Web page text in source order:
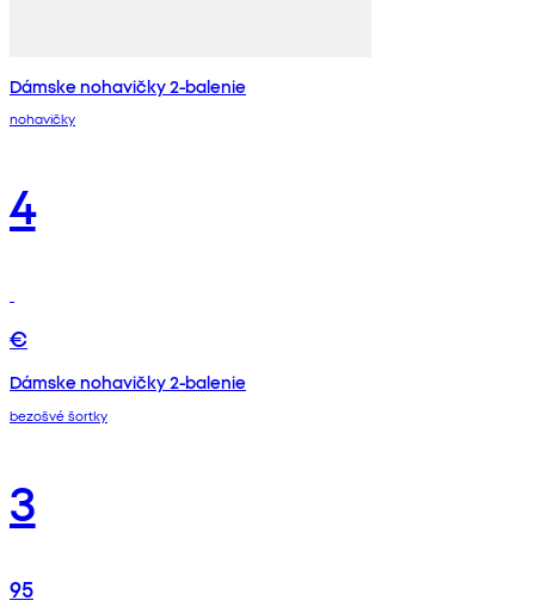
Dámske nohavičky 2-balenie
nohavičky
4
€
Dámske nohavičky 2-balenie
bezošvé šortky
3
95